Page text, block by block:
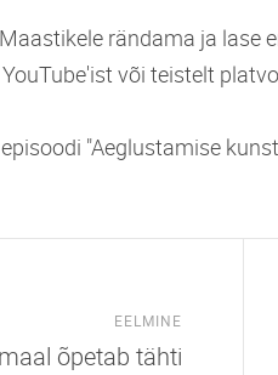
rändama ja lase
või teistelt
"Aeglustamise
EELMINE
õpetab tähti